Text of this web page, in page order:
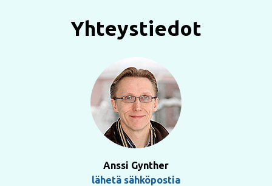
Yhteystiedot
Anssi Gynther
lähetä sähköpostia